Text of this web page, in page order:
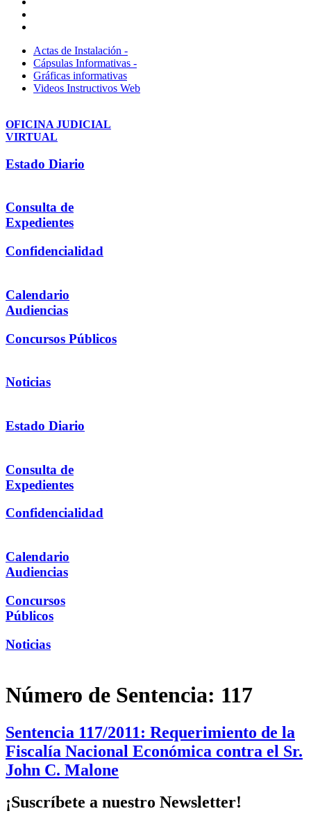
Actas de Instalación -
Cápsulas Informativas -
Gráficas informativas
Videos Instructivos Web
OFICINA JUDICIAL
VIRTUAL
Estado Diario
Consulta de
Expedientes
Confidencialidad
Calendario
Audiencias
Concursos Públicos
Noticias
Estado Diario
Consulta de
Expedientes
Confidencialidad
Calendario
Audiencias
Concursos
Públicos
Noticias
Número de Sentencia: 117
Sentencia 117/2011: Requerimiento de la
Fiscalía Nacional Económica contra el Sr.
John C. Malone
¡Suscríbete a nuestro Newsletter!